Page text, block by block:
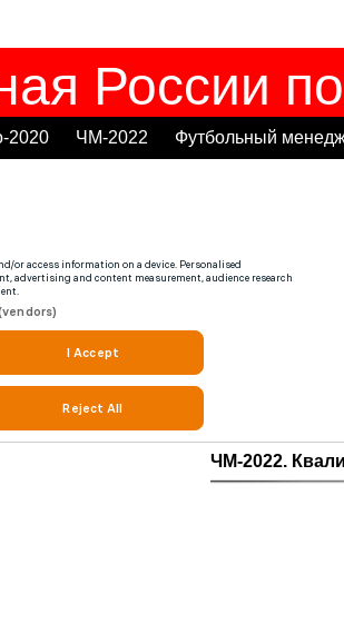
России
2020 ЧМ-2022 Футбольный
ЧМ-2022.